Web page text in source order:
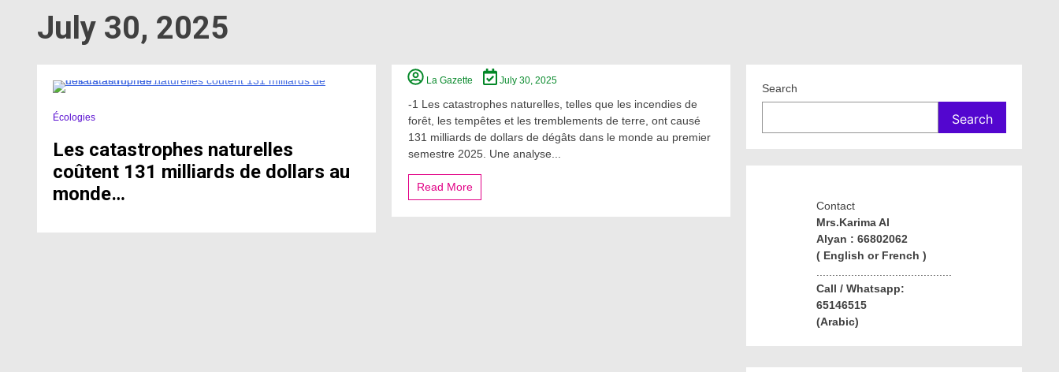
July 30, 2025
2 Minutes
Écologies
Les catastrophes naturelles
coûtent 131 milliards de dollars au
monde…
La Gazette July 30, 2025
-1 Les catastrophes naturelles, telles que les incendies de
forêt, les tempêtes et les tremblements de terre, ont causé
131 milliards de dollars de dégâts dans le monde au premier
semestre 2025. Une analyse...
Read More
Search
Search
Contact
Mrs.Karima Al
Alyan : 66802062
( English or French )
...........................................
Call / Whatsapp:
65146515
(Arabic)